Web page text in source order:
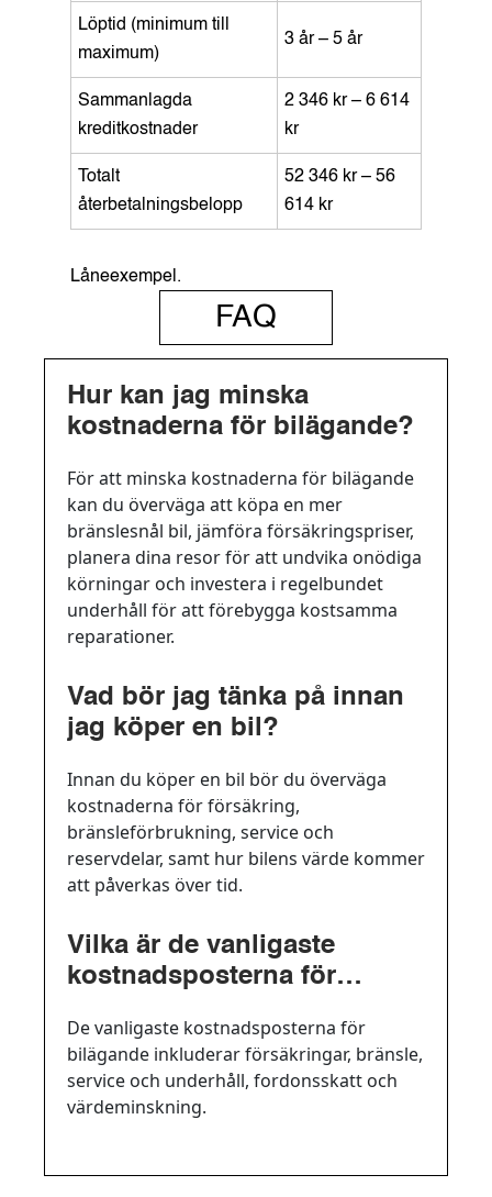
Löptid (minimum till
maximum)
3 år – 5 år
Sammanlagda
kreditkostnader
2 346 kr – 6 614
kr
Totalt
återbetalningsbelopp
52 346 kr – 56
614 kr
Låneexempel.
FAQ
Hur kan jag minska
kostnaderna för bilägande?
För att minska kostnaderna för bilägande
kan du överväga att köpa en mer
bränslesnål bil, jämföra försäkringspriser,
planera dina resor för att undvika onödiga
körningar och investera i regelbundet
underhåll för att förebygga kostsamma
reparationer.
Vad bör jag tänka på innan
jag köper en bil?
Innan du köper en bil bör du överväga
kostnaderna för försäkring,
bränsleförbrukning, service och
reservdelar, samt hur bilens värde kommer
att påverkas över tid.
Vilka är de vanligaste
kostnadsposterna för
De vanligaste kostnadsposterna för
bilägande inkluderar försäkringar, bränsle,
service och underhåll, fordonsskatt och
värdeminskning.